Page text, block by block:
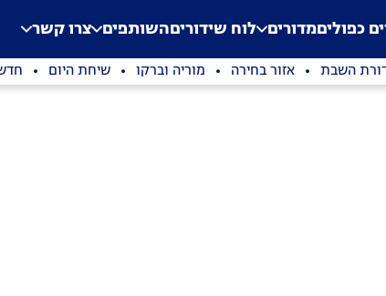
Application error: a
. כפוליםמדורים לוח שידוריםהשותפים צרו קשר
השבת אזור בחירה מוריה וברקו שיחת היום